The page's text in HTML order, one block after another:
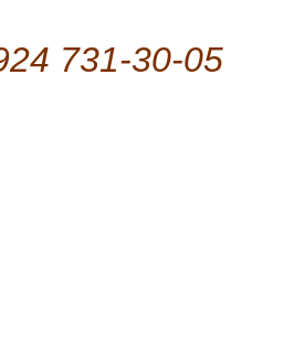
731-30-05